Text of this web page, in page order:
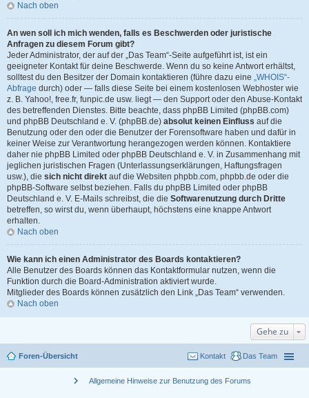
Nach oben
An wen soll ich mich wenden, falls es Beschwerden oder juristische
Anfragen zu diesem Forum gibt?
Jeder Administrator, der auf der „Das Team“-Seite aufgeführt ist, ist ein
geeigneter Kontakt für deine Beschwerde. Wenn du so keine Antwort erhältst,
solltest du den Besitzer der Domain kontaktieren (führe dazu eine „WHOIS“-
Abfrage durch) oder — falls diese Seite bei einem kostenlosen Webhoster wie
z. B. Yahoo!, free.fr, funpic.de usw. liegt — den Support oder den Abuse-Kontakt
des betreffenden Dienstes. Bitte beachte, dass phpBB Limited (phpBB.com)
und phpBB Deutschland e. V. (phpBB.de) absolut keinen Einfluss auf die
Benutzung oder den oder die Benutzer der Forensoftware haben und dafür in
keiner Weise zur Verantwortung herangezogen werden können. Kontaktiere
daher nie phpBB Limited oder phpBB Deutschland e. V. in Zusammenhang mit
jeglichen juristischen Fragen (Unterlassungserklärungen, Haftungsfragen
usw.), die sich nicht direkt auf die Websiten phpbb.com, phpbb.de oder die
phpBB-Software selbst beziehen. Falls du phpBB Limited oder phpBB
Deutschland e. V. E-Mails schreibst, die die Softwarenutzung durch Dritte
betreffen, so wirst du, wenn überhaupt, höchstens eine knappe Antwort
erhalten.
Nach oben
Wie kann ich einen Administrator des Boards kontaktieren?
Alle Benutzer des Boards können das Kontaktformular nutzen, wenn die
Funktion durch die Board-Administration aktiviert wurde.
Mitglieder des Boards können zusätzlich den Link „Das Team“ verwenden.
Nach oben
Gehe zu
Foren-Übersicht Das Team
Kontakt
chevron_right Allgemeine Hinweise zur Benutzung des Forums